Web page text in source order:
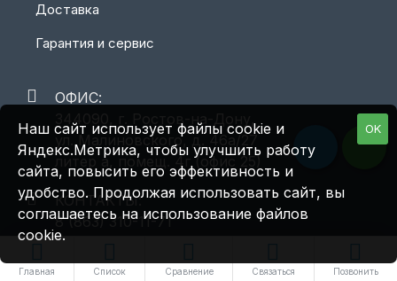
Доставка
Гарантия и сервис
ОФИС:
344090, г. Ростов-на-Дону,
ул. Малиновского, д. 46а/27
литер а, помещ. 4г (офис 25)
КОНТАКТЫ:
8 (863) 310-11-71
8 (800) 550-62-71
Главная Список Сравнение Связаться Позвонить
OK
Наш сайт использует файлы cookie и
Яндекс.Метрика, чтобы улучшить работу
сайта, повысить его эффективность и
удобство. Продолжая использовать сайт, вы
соглашаетесь на использование файлов
cookie.